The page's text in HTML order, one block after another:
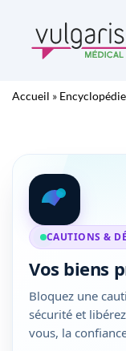
contenu
Accueil »
CAUTIONS &
Vos biens
Bloquez une
sécurité et
vous, la